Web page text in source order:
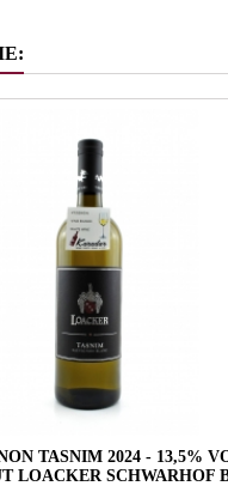
TASNIM 2024 - 13,5%
LOACKER SCHWARHOF